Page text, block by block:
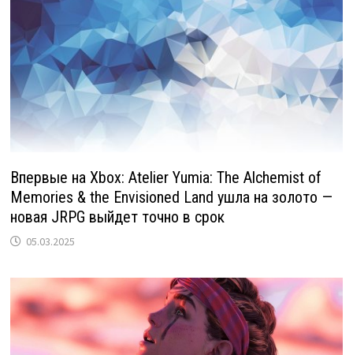
Впервые на Xbox: Atelier Yumia: The Alchemist of
Memories & the Envisioned Land ушла на золото —
новая JRPG выйдет точно в срок
05.03.2025